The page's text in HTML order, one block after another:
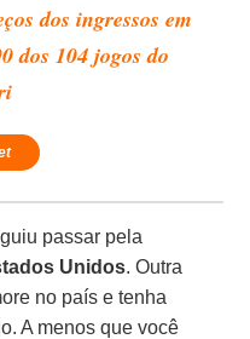
dos ingressos em
dos 104 jogos do
passar pela
Unidos. Outra
no país e tenha
A menos que você